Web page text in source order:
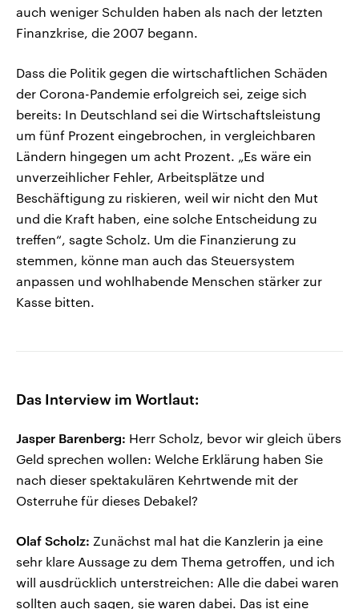
auch weniger Schulden haben als nach der letzten
Finanzkrise, die 2007 begann.
Dass die Politik gegen die wirtschaftlichen Schäden
der Corona-Pandemie erfolgreich sei, zeige sich
bereits: In Deutschland sei die Wirtschaftsleistung
um fünf Prozent eingebrochen, in vergleichbaren
Ländern hingegen um acht Prozent. „Es wäre ein
unverzeihlicher Fehler, Arbeitsplätze und
Beschäftigung zu riskieren, weil wir nicht den Mut
und die Kraft haben, eine solche Entscheidung zu
treffen“, sagte Scholz. Um die Finanzierung zu
stemmen, könne man auch das Steuersystem
anpassen und wohlhabende Menschen stärker zur
Kasse bitten.
Das Interview im Wortlaut:
Jasper Barenberg: Herr Scholz, bevor wir gleich übers
Geld sprechen wollen: Welche Erklärung haben Sie
nach dieser spektakulären Kehrtwende mit der
Osterruhe für dieses Debakel?
Olaf Scholz: Zunächst mal hat die Kanzlerin ja eine
sehr klare Aussage zu dem Thema getroffen, und ich
will ausdrücklich unterstreichen: Alle die dabei waren
sollten auch sagen, sie waren dabei. Das ist eine